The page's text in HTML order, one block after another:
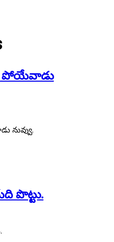
పోయేవాడు
నువ్వు.
పొట్టు.